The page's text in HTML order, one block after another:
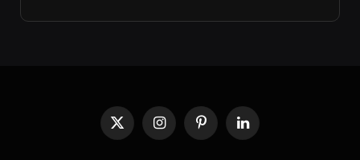
X
InstagramPinterestLinkedIn